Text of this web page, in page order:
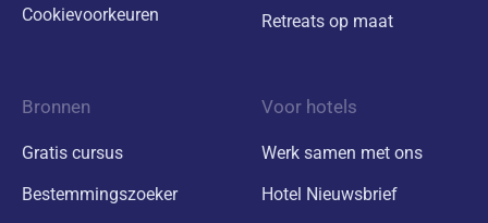
Cookievoorkeuren
Retreats op maat
Bronnen
Gratis cursus
Bestemmingszoeker
Voor hotels
Werk samen met ons
Hotel Nieuwsbrief